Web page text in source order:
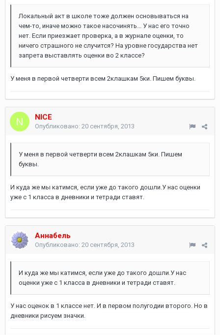
Локальный акт в школе тоже должен основываться на
чем-то, иначе можно такое насочинять... У нас его точно
нет. Если приезжает проверка, а в журнале оценки, то
ничего страшного не случится? На уровне государства нет
запрета выставлять оценки во 2 классе?
У меня в первой четверти всем 2клашкам 5ки. Пишем буквы.
NICE
Опубликовано: 20 сентября, 2013
У меня в первой четверти всем 2клашкам 5ки. Пишем
буквы.
И куда же мы катимся, если уже до такого дошли.У нас оценки
уже с 1 класса в дневники и тетради ставят.
Аннабель
Опубликовано: 20 сентября, 2013
И куда же мы катимся, если уже до такого дошли.У нас
оценки уже с 1 класса в дневники и тетради ставят.
У нас оценок в 1 классе нет. И в первом полугодии второго. Но в
дневники рисуем значки.